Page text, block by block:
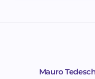
Mauro